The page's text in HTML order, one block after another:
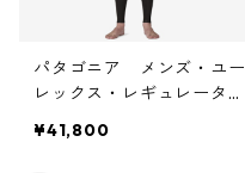
パタゴニア メンズ・ユー
レックス・レギュレータ
プ・ショートスリーブ・フ
ルスーツ (カラー Black)
¥41,800